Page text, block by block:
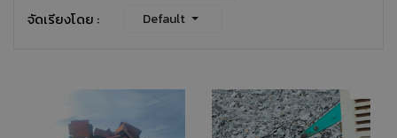
จัดเรียงโดย : Default